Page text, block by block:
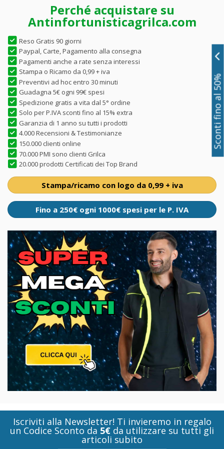
Perché acquistare su
Antinfortunisticagrilca.com
Reso Gratis 90 giorni
Paypal, Carte, Pagamento alla consegna
Pagamenti anche a rate senza interessi
Stampa o Ricamo da 0,99 + iva
Preventivi ad hoc entro 30 minuti
Guadagna 5€ ogni 99€ spesi
Spedizione gratis a vita dal 5° ordine
Solo per P.IVA sconti fino al 15% extra
Garanzia di 1 anno su tutti i prodotti
4.000 Recensioni & Testimonianze
150.000 clienti online
70.000 PMI sono clienti Grilca
20.000 prodotti Certificati dei Top Brand
Stampa/ricamo con logo da 0,99 + iva
Fino a 250€ ogni 1000€ spesi per le P. IVA
Iscriviti alla Newsletter! Ti invieremo in regalo
un Codice Sconto da 5€ da utilizzare su tutti gli
articoli subito
Sconti fino al 50%